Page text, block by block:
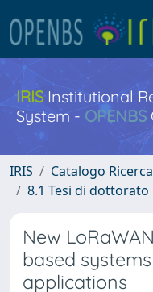
IRISInstitutional
System - OPENBS
IRIS Catalogo Ricerca
8.1 Tesi di dottorato
New
based
applications